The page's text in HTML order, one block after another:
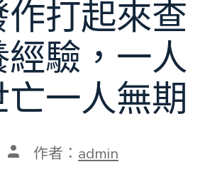
打起來查
經驗，一人
一人無期
文 作者： admin